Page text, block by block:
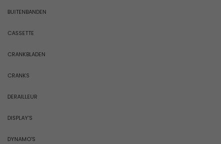
BUITENBANDEN
CASSETTE
CRANKBLADEN
CRANKS
DERAILLEUR
DISPLAY'S
DYNAMO'S